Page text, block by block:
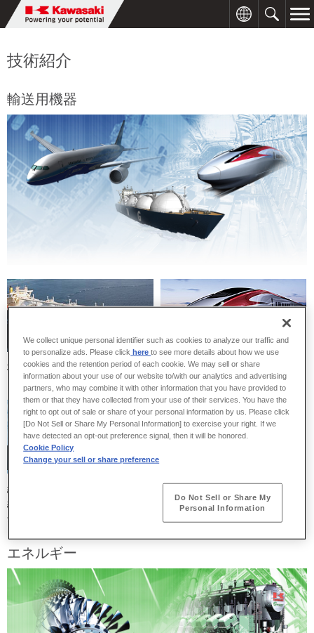
技術紹介
輸送用機器
船舶海洋
地球規模のグローバル輸送を担
う、船舶海洋分野の技術です。
鉄道車両
人々を安全・快適に運ぶ、鉄道
車両分野の技術です。
航空宇宙・航空エ
ンジン
経済的にクリーンで静かな空を
結ぶ、航空宇宙・航空エンジン
分野の技術です。
エネルギー
We collect unique personal identifier such as cookies to analyze our traffic and
to personalize ads. Please click hereto see more details about how we use
cookies and the retention period of each cookie. We may sell or share
information about your use of our website to/with our analytics and advertising
partners, who may combine it with other information that you have provided to
them or that they have collected from your use of their services. You have the
right to opt out of sale or share of your personal information by us. Please click
[Do Not Sell or Share My Personal Information] to exercise your right. If we
have detected an opt-out preference signal, then it will be honored.
Cookie Policy
Change your sell or share preference
Do Not Sell or Share My
Personal Information